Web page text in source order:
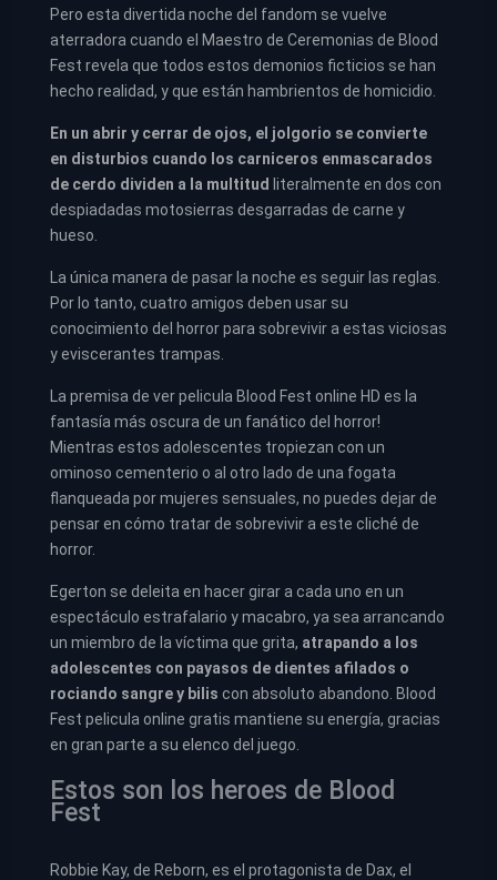
Pero esta divertida noche del fandom se vuelve
aterradora cuando el Maestro de Ceremonias de Blood
Fest revela que todos estos demonios ficticios se han
hecho realidad, y que están hambrientos de homicidio.
En un abrir y cerrar de ojos, el jolgorio se convierte
en disturbios cuando los carniceros enmascarados
de cerdo dividen a la multitud literalmente en dos con
despiadadas motosierras desgarradas de carne y
hueso.
La única manera de pasar la noche es seguir las reglas.
Por lo tanto, cuatro amigos deben usar su
conocimiento del horror para sobrevivir a estas viciosas
y eviscerantes trampas.
La premisa de ver pelicula Blood Fest online HD es la
fantasía más oscura de un fanático del horror!
Mientras estos adolescentes tropiezan con un
ominoso cementerio o al otro lado de una fogata
flanqueada por mujeres sensuales, no puedes dejar de
pensar en cómo tratar de sobrevivir a este cliché de
horror.
Egerton se deleita en hacer girar a cada uno en un
espectáculo estrafalario y macabro, ya sea arrancando
un miembro de la víctima que grita, atrapando a los
adolescentes con payasos de dientes afilados o
rociando sangre y bilis con absoluto abandono. Blood
Fest pelicula online gratis mantiene su energía, gracias
en gran parte a su elenco del juego.
Estos son los heroes de Blood
Fest
Robbie Kay, de Reborn, es el protagonista de Dax, el